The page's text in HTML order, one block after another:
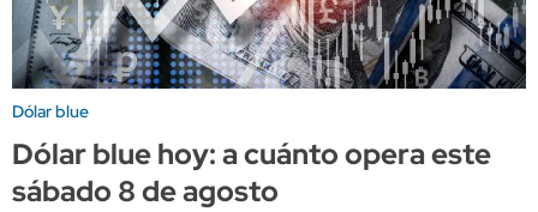
Dólar blue
Dólar blue hoy: a cuánto opera este
sábado 8 de agosto